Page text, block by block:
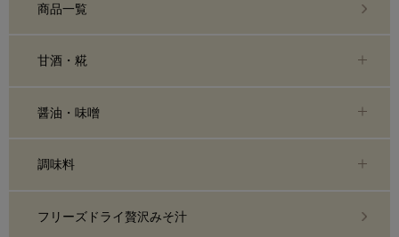
商品一覧
甘酒・糀
醤油・味噌
調味料
フリーズドライ贅沢みそ汁